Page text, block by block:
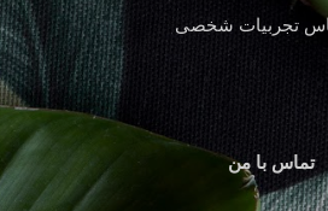
تجربیات شخصی
تماس با من